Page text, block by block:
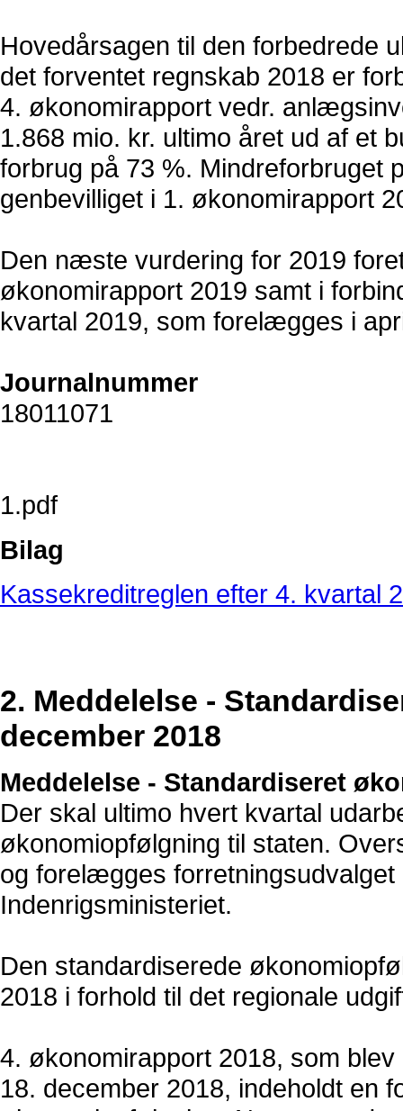
Hovedårsagen til den forbedrede
det forventet regnskab 2018 er
4. økonomirapport vedr.
1.868 mio. kr. ultimo året ud af et
forbrug på 73 %. Mindreforbruget
genbevilliget i 1. økonomirapport
Den næste vurdering for 2019
økonomirapport 2019 samt i
kvartal 2019, som forelægges i
Journalnummer
18011071
1.pdf
Bilag
Kassekreditreglen efter 4. kvartal
2. Meddelelse -
december 2018
Meddelelse - Standardiseret
Der skal ultimo hvert kvartal
økonomiopfølgning til staten.
og forelægges
Indenrigsministeriet.
Den standardiserede
2018 i forhold til det regionale
4. økonomirapport 2018, som
18. december 2018, indeholdt en